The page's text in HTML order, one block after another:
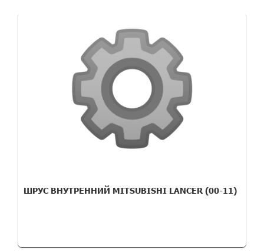
ШРУС ВНУТРЕННИЙ MITSUBISHI LANCER (00-11)